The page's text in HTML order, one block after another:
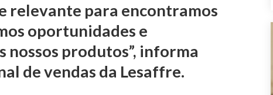
relevante para encontramos
oportunidades e
produtos”, informa
de vendas da Lesaffre.